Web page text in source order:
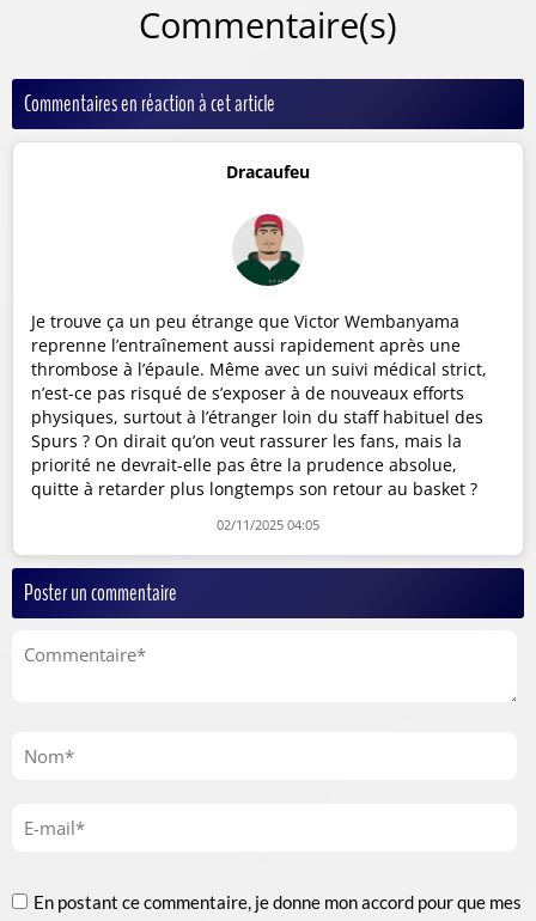
Commentaire(s)
Commentaires en réaction à cet article
Dracaufeu
Je trouve ça un peu étrange que Victor Wembanyama
reprenne l’entraînement aussi rapidement après une
thrombose à l’épaule. Même avec un suivi médical strict,
n’est-ce pas risqué de s’exposer à de nouveaux efforts
physiques, surtout à l’étranger loin du staff habituel des
Spurs ? On dirait qu’on veut rassurer les fans, mais la
priorité ne devrait-elle pas être la prudence absolue,
quitte à retarder plus longtemps son retour au basket ?
02/11/2025 04:05
Poster un commentaire
En postant ce commentaire, je donne mon accord pour que mes